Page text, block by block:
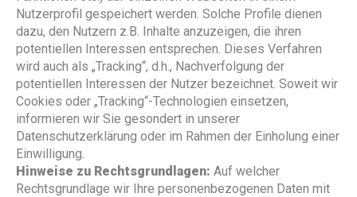
Nutzerprofil gespeichert werden. Solche Profile dienen
dazu, den Nutzern z.B. Inhalte anzuzeigen, die ihren
potentiellen Interessen entsprechen. Dieses Verfahren
wird auch als „Tracking“, d.h., Nachverfolgung der
potentiellen Interessen der Nutzer bezeichnet. Soweit wir
Cookies oder „Tracking“-Technologien einsetzen,
informieren wir Sie gesondert in unserer
Datenschutzerklärung oder im Rahmen der Einholung einer
Einwilligung.
Hinweise zu Rechtsgrundlagen: Auf welcher
Rechtsgrundlage wir Ihre personenbezogenen Daten mit